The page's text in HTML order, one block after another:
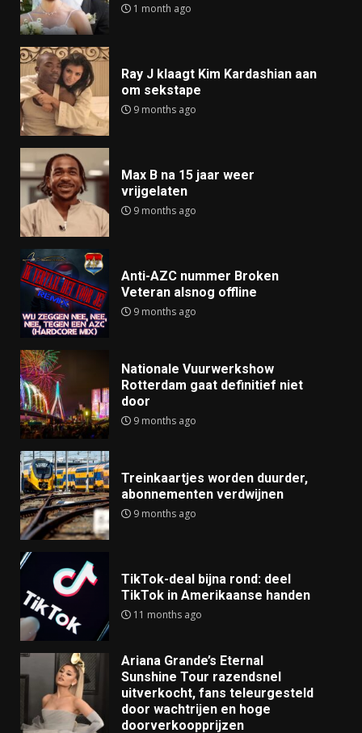
1 month ago
Ray J klaagt Kim Kardashian aan
om sekstape
9 months ago
Max B na 15 jaar weer
vrijgelaten
9 months ago
Anti-AZC nummer Broken
Veteran alsnog offline
9 months ago
Nationale Vuurwerkshow
Rotterdam gaat definitief niet
door
9 months ago
Treinkaartjes worden duurder,
abonnementen verdwijnen
9 months ago
TikTok-deal bijna rond: deel
TikTok in Amerikaanse handen
11 months ago
Ariana Grande’s Eternal
Sunshine Tour razendsnel
uitverkocht, fans teleurgesteld
door wachtrijen en hoge
doorverkoopprijzen